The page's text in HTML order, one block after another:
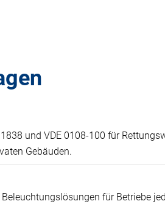
und VDE 0108-100 für
Gebäuden.
für Betriebe